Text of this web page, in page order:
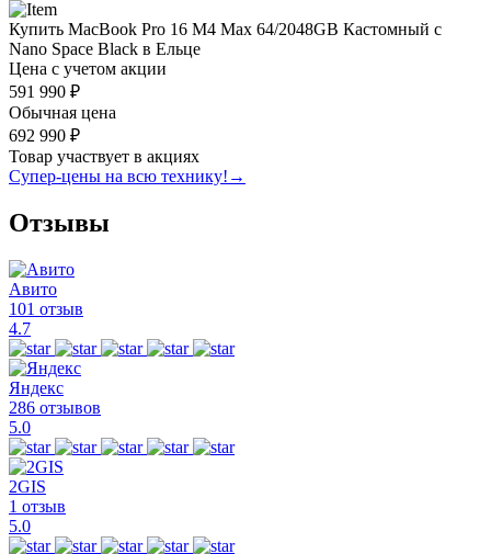
Купить MacBook Pro 16 M4 Max 64/2048GB Кастомный с
Nano Space Black в Ельце
Цена с учетом акции
591 990 ₽
Обычная цена
692 990 ₽
Товар участвует в акциях
Супер-цены на всю технику! →
Отзывы
Авито
101 отзыв
4.7
Яндекс
286 отзывов
5.0
2GIS
1 отзыв
5.0